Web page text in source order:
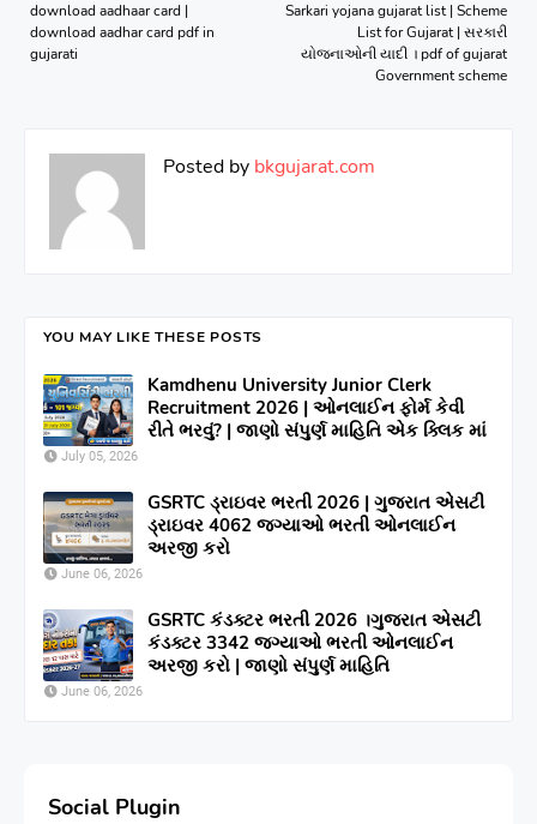
Sarkari yojana gujarat list | Scheme
List for Gujarat | સરકારી
યોજનાઓની યાદી । pdf of gujarat
Government scheme
download aadhaar card |
download aadhar card pdf in
gujarati
Posted by bkgujarat.com
YOU MAY LIKE THESE POSTS
Kamdhenu University Junior Clerk
Recruitment 2026 | ઓનલાઈન ફોર્મ કેવી
રીતે ભરવું? | જાણો સંપુર્ણ માહિતિ એક ક્લિક માં
July 05, 2026
GSRTC ડ્રાઇવર ભરતી 2026 | ગુજરાત એસટી
ડ્રાઇવર 4062 જગ્યાઓ ભરતી ઓનલાઈન
અરજી કરો
June 06, 2026
GSRTC કંડક્ટર ભરતી 2026 ।ગુજરાત એસટી
કંડક્ટર 3342 જગ્યાઓ ભરતી ઓનલાઈન
અરજી કરો | જાણો સંપુર્ણ માહિતિ
June 06, 2026
Social Plugin